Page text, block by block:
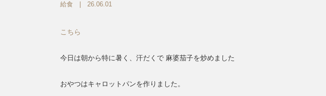
給食 | 26.06.01
こちら
今日は朝から特に暑く、汗だくで 麻婆茄子を炒めました
おやつはキャロットパンを作りました。